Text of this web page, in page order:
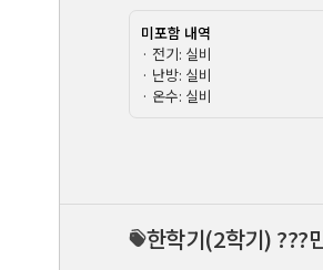
미포함 내역
· 전기: 실비
· 난방: 실비
· 온수: 실비
한학기(2학기) ???